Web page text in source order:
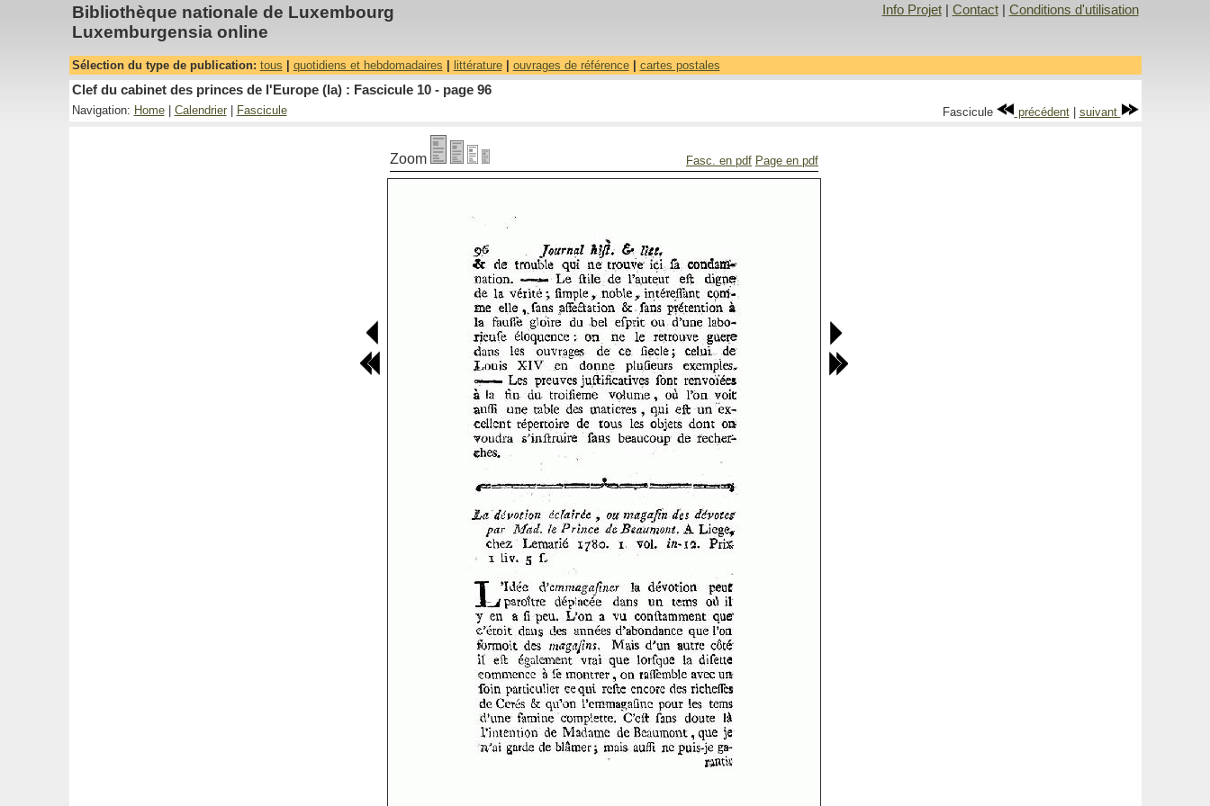
Bibliothèque nationale de Luxembourg
Luxemburgensia online
Info Projet| Contact| Conditions d'utilisation
Sélection du type de publication: tous quotidiens et hebdomadaires littérature| ouvrages de référence| cartes postales
Clef du cabinet des princes de l'Europe (la) : Fascicule 10 - page 96
Navigation: Home| Calendrier| Fascicule Fascicule précédent| suivant
Zoom Fasc. en pdf Page en pdf